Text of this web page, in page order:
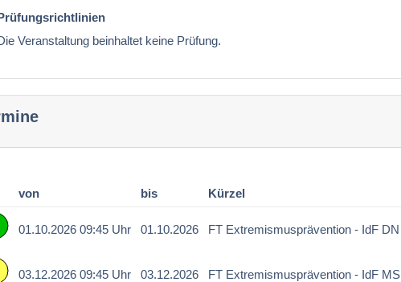
Veranstaltung beinhaltet keine Prüfung.
von bis Kürzel
01.10.2026 09:45 Uhr 01.10.2026 FT Extremismusprävention - IdF DN
03.12.2026 09:45 Uhr 03.12.2026 FT Extremismusprävention - IdF MS